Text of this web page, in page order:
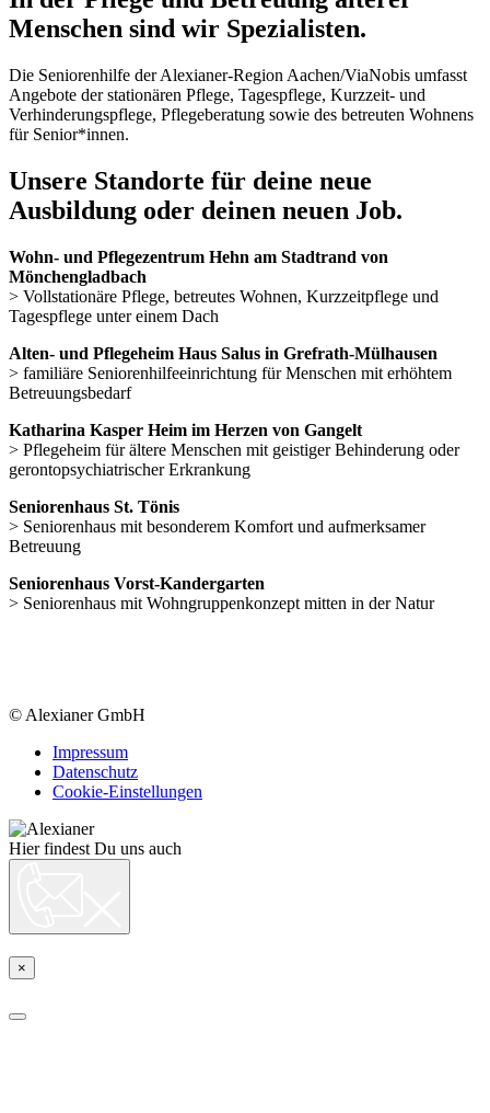
Menschen sind wir Spezialisten.
Die Seniorenhilfe der Alexianer-Region Aachen/ViaNobis umfasst
Angebote der stationären Pflege, Tagespflege, Kurzzeit- und
Verhinderungspflege, Pflegeberatung sowie des betreuten Wohnens
für Senior*innen.
Unsere Standorte für deine neue
Ausbildung oder deinen neuen Job.
Wohn- und Pflegezentrum Hehn am Stadtrand von
Mönchengladbach
> Vollstationäre Pflege, betreutes Wohnen, Kurzzeitpflege und
Tagespflege unter einem Dach
Alten- und Pflegeheim Haus Salus in Grefrath-Mülhausen
> familiäre Seniorenhilfeeinrichtung für Menschen mit erhöhtem
Betreuungsbedarf
Katharina Kasper Heim im Herzen von Gangelt
> Pflegeheim für ältere Menschen mit geistiger Behinderung oder
gerontopsychiatrischer Erkrankung
Seniorenhaus St. Tönis
> Seniorenhaus mit besonderem Komfort und aufmerksamer
Betreuung
Seniorenhaus Vorst-Kandergarten
> Seniorenhaus mit Wohngruppenkonzept mitten in der Natur
© Alexianer GmbH
Impressum
Datenschutz
Cookie-Einstellungen
Hier findest Du uns auch
×